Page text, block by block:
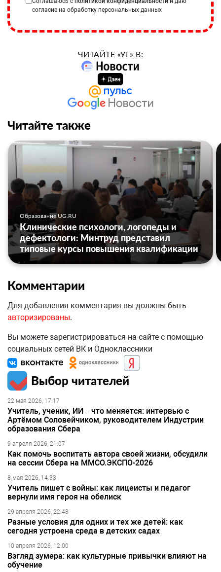
согласие на обработку персональных данных
ЧИТАЙТЕ «УГ» В:
Читайте также
Образование UG.RU
Клинические психологи, логопеды и
дефектологи: Минтруд представил
типовые курсы повышения квалификации
Комментарии
Для добавления комментария вы должны быть
авторизированы.
Вы можете зарегистрироваться на сайте с помощью
социальных сетей ВК и Одноклассники
Выбор читателей
22 мая 2026, 17:17
Учитель, ученик, ИИ – что меняется: интервью с
Артёмом Соловейчиком, руководителем Индустрии
образования Сбера
9 апреля 2026, 21:07
Как помочь воспитать автора своей жизни, обсудили
на сессии Сбера на ММСО.ЭКСПО-2026
8 мая 2026, 14:33
Учитель пишет с войны: как лицеисты и педагог
вернули имя героя на обелиск
29 апреля 2026, 22:48
Разные условия для одних и тех же детей: как
сегодня устроена среда в детских садах
10 апреля 2026, 12:00
Взгляд зумера: как культурные привычки влияют на
обучение